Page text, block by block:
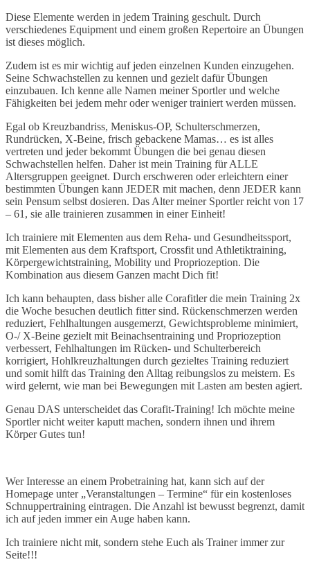
Diese Elemente werden in jedem Training geschult. Durch
verschiedenes Equipment und einem großen Repertoire an Übungen
ist dieses möglich.
Zudem ist es mir wichtig auf jeden einzelnen Kunden einzugehen.
Seine Schwachstellen zu kennen und gezielt dafür Übungen
einzubauen. Ich kenne alle Namen meiner Sportler und welche
Fähigkeiten bei jedem mehr oder weniger trainiert werden müssen.
Egal ob Kreuzbandriss, Meniskus-OP, Schulterschmerzen,
Rundrücken, X-Beine, frisch gebackene Mamas… es ist alles
vertreten und jeder bekommt Übungen die bei genau diesen
Schwachstellen helfen. Daher ist mein Training für ALLE
Altersgruppen geeignet. Durch erschweren oder erleichtern einer
bestimmten Übungen kann JEDER mit machen, denn JEDER kann
sein Pensum selbst dosieren. Das Alter meiner Sportler reicht von 17
– 61, sie alle trainieren zusammen in einer Einheit!
Ich trainiere mit Elementen aus dem Reha- und Gesundheitssport,
mit Elementen aus dem Kraftsport, Crossfit und Athletiktraining,
Körpergewichtstraining, Mobility und Propriozeption. Die
Kombination aus diesem Ganzen macht Dich fit!
Ich kann behaupten, dass bisher alle Corafitler die mein Training 2x
die Woche besuchen deutlich fitter sind. Rückenschmerzen werden
reduziert, Fehlhaltungen ausgemerzt, Gewichtsprobleme minimiert,
O-/ X-Beine gezielt mit Beinachsentraining und Propriozeption
verbessert, Fehlhaltungen im Rücken- und Schulterbereich
korrigiert, Hohlkreuzhaltungen durch gezieltes Training reduziert
und somit hilft das Training den Alltag reibungslos zu meistern. Es
wird gelernt, wie man bei Bewegungen mit Lasten am besten agiert.
Genau DAS unterscheidet das Corafit-Training! Ich möchte meine
Sportler nicht weiter kaputt machen, sondern ihnen und ihrem
Körper Gutes tun!
Wer Interesse an einem Probetraining hat, kann sich auf der
Homepage unter „Veranstaltungen – Termine“ für ein kostenloses
Schnuppertraining eintragen. Die Anzahl ist bewusst begrenzt, damit
ich auf jeden immer ein Auge haben kann.
Ich trainiere nicht mit, sondern stehe Euch als Trainer immer zur
Seite!!!